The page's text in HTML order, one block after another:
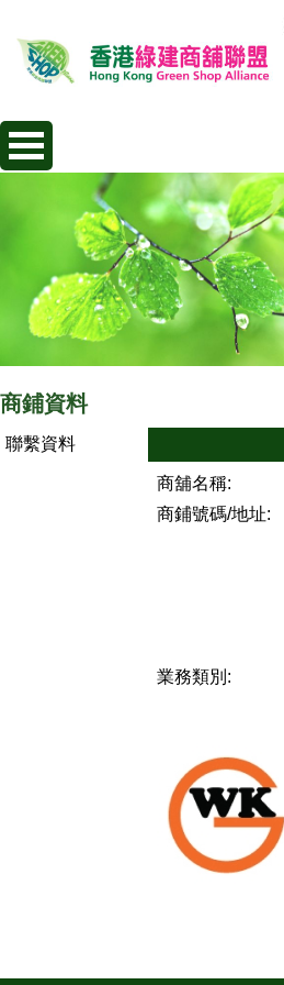
商鋪資料
聯繫資料
商舖名稱:
商鋪號碼/地址:
業務類別: